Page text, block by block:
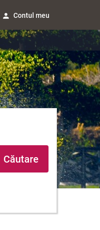
Contul meu
Căutare